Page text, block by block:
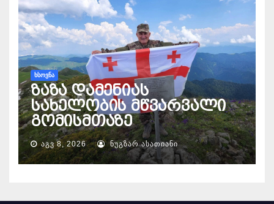
ᲮᲡᲝᲕᲜᲐ
ზაზა დამენიას
სახელობის მწვარვალი
გომისმთაზე
ᲐᲒᲕ 8, 2026 ᲜᲣᲒᲖᲐᲠ ᲐᲡᲐᲗᲘᲐᲜᲘ